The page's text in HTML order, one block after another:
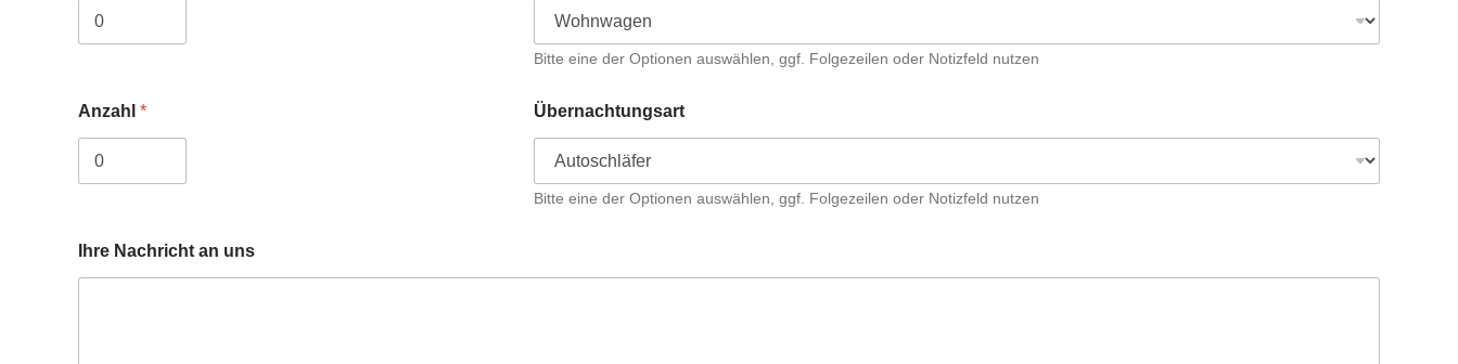
Bitte eine der Optionen auswählen, ggf. Folgezeilen oder Notizfeld nutzen
Anzahl * Übernachtungsart
Bitte eine der Optionen auswählen, ggf. Folgezeilen oder Notizfeld nutzen
Ihre Nachricht an uns